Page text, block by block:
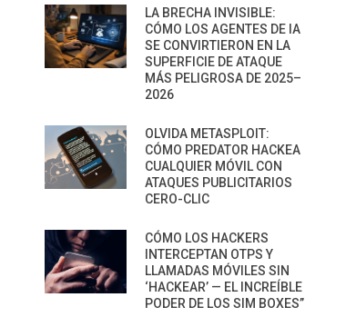
LA BRECHA INVISIBLE:
CÓMO LOS AGENTES DE IA
SE CONVIRTIERON EN LA
SUPERFICIE DE ATAQUE
MÁS PELIGROSA DE 2025–
2026
OLVIDA METASPLOIT:
CÓMO PREDATOR HACKEA
CUALQUIER MÓVIL CON
ATAQUES PUBLICITARIOS
CERO-CLIC
CÓMO LOS HACKERS
INTERCEPTAN OTPS Y
LLAMADAS MÓVILES SIN
‘HACKEAR’ — EL INCREÍBLE
PODER DE LOS SIM BOXES”